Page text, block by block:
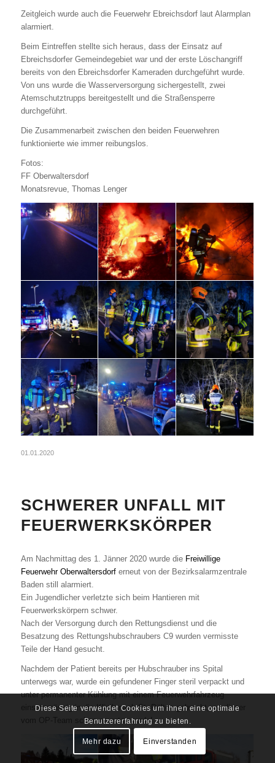
Zeitgleich wurde auch die Feuerwehr Ebreichsdorf laut Alarmplan
alarmiert.
Beim Eintreffen stellte sich heraus, dass der Einsatz auf
Ebreichsdorfer Gemeindegebiet war und der erste Löschangriff
bereits von den Ebreichsdorfer Kameraden durchgeführt wurde.
Von uns wurde die Wasserversorgung sichergestellt, zwei
Atemschutztrupps bereitgestellt und die Straßensperre
durchgeführt.
Die Zusammenarbeit zwischen den beiden Feuerwehren
funktionierte wie immer reibungslos.
Fotos:
FF Oberwaltersdorf
Monatsrevue, Thomas Lenger
01.01.2020
SCHWERER UNFALL MIT
FEUERWERKSKÖRPER
Am Nachmittag des 1. Jänner 2020 wurde die Freiwillige
Feuerwehr Oberwaltersdorferneut von der Bezirksalarmzentrale
Baden still alarmiert.
Ein Jugendlicher verletzte sich beim Hantieren mit
Feuerwerkskörpern schwer.
Nach der Versorgung durch den Rettungsdienst und die
Besatzung des Rettungshubschraubers C9 wurden vermisste
Teile der Hand gesucht.
Nachdem der Patient bereits per Hubschrauber ins Spital
unterwegs war, wurde ein gefundener Finger steril verpackt und
unter permanenter Kühlung mit einem Feuerwehrfahrzeug
einsatzmässig in die Klinik nach St. Pölten gebracht, wo dieser
vom OP-Team schon erwartet wurde!
Diese Seite verwendet Cookies um ihnen eine optimale
Benutzererfahrung zu bieten.
Mehr dazu Einverstanden